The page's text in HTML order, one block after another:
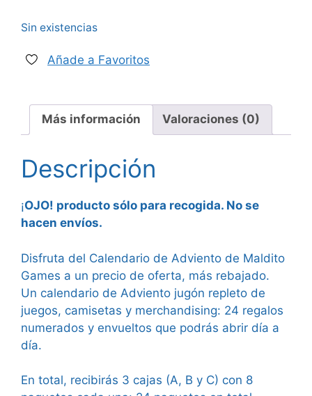
150,00 €.
Sin existencias
Añade a Favoritos
Más información Valoraciones (0)
Descripción
¡OJO! producto sólo para recogida. No se
hacen envíos.
Disfruta del Calendario de Adviento de Maldito
Games a un precio de oferta, más rebajado.
Un calendario de Adviento jugón repleto de
juegos, camisetas y merchandising: 24 regalos
numerados y envueltos que podrás abrir día a
día.
En total, recibirás 3 cajas (A, B y C) con 8